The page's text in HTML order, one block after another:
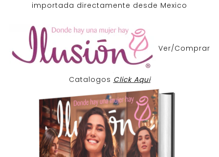
importada directamente desde Mexico
Ver/Comprar
Catalogos Click Aqui